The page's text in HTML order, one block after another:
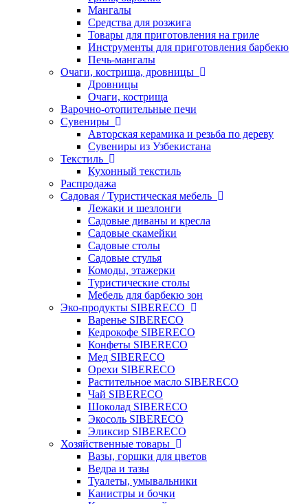
Мангалы
Средства для розжига
Товары для приготовления на гриле
Инструменты для приготовления барбекю
Печь-мангалы
Очаги, кострища, дровницы
Дровницы
Очаги, кострища
Варочно-отопительные печи
Сувениры
Авторская керамика и резьба по дереву
Сувениры из Узбекистана
Текстиль
Кухонный текстиль
Распродажа
Садовая / Туристическая мебель
Лежаки и шезлонги
Садовые диваны и кресла
Садовые скамейки
Садовые столы
Садовые стулья
Комоды, этажерки
Туристические столы
Мебель для барбекю зон
Эко-продукты SIBERECO
Варенье SIBERECO
Кедрокофе SIBERECO
Конфеты SIBERECO
Мед SIBERECO
Орехи SIBERECO
Растительное масло SIBERECO
Чай SIBERECO
Шоколад SIBERECO
Экосоль SIBERECO
Эликсир SIBERECO
Хозяйственные товары
Вазы, горшки для цветов
Ведра и тазы
Туалеты, умывальники
Канистры и бочки